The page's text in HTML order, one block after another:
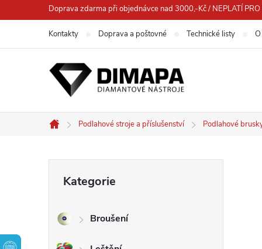
na
Doprava zdarma při objednávce nad 3000,-Kč / NEPLATÍ
Kontakty Doprava a poštovné Technické listy
Domů
Podlahové stroje a příslušenství Podlahové
s
kategorie
Kategorie
Broušení